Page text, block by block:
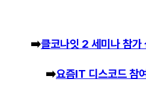
➡️클코나잇 2 세미나 참가
➡️요즘IT 디스코드 참